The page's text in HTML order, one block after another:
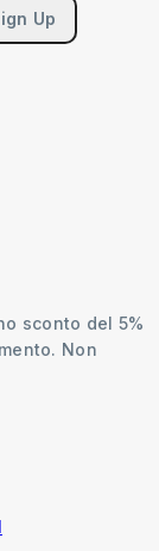
sconto del 5%
Non